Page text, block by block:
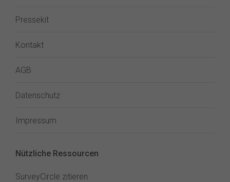
Pressekit
Kontakt
AGB
Datenschutz
Impressum
Nützliche Ressourcen
SurveyCircle zitieren